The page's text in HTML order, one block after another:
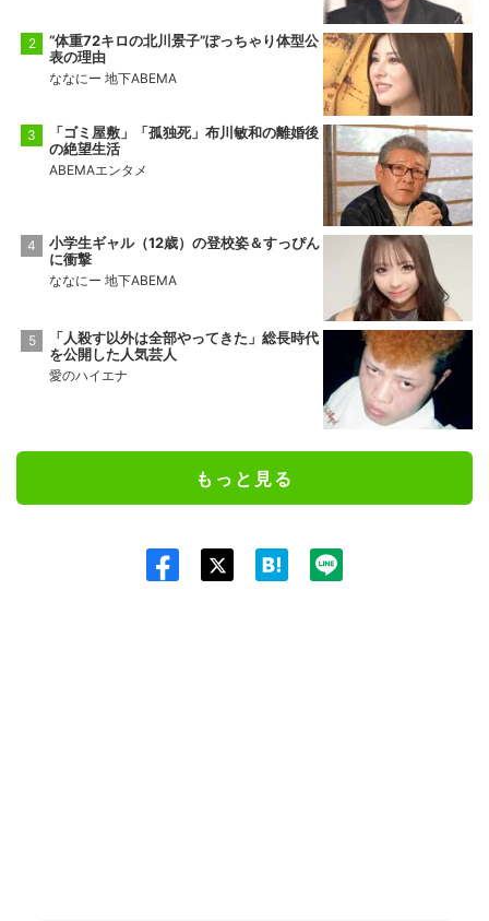
“体重72キロの北川景子”ぽっちゃり体型公
表の理由
ななにー 地下ABEMA
「ゴミ屋敷」「孤独死」布川敏和の離婚後
の絶望生活
ABEMAエンタメ
小学生ギャル（12歳）の登校姿＆すっぴん
に衝撃
ななにー 地下ABEMA
「人殺す以外は全部やってきた」総長時代
を公開した人気芸人
愛のハイエナ
もっと見る